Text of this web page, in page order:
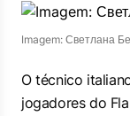
Imagem: Светлана
O técnico
jogadores do